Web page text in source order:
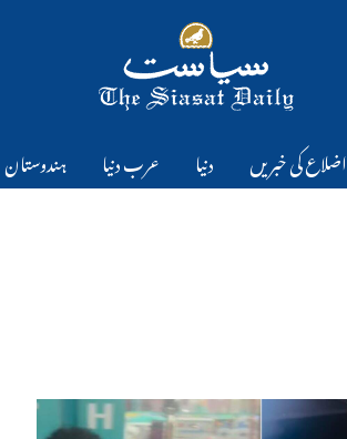
اضلاع کی خبریں دنیا عرب دنیا ہندوستان